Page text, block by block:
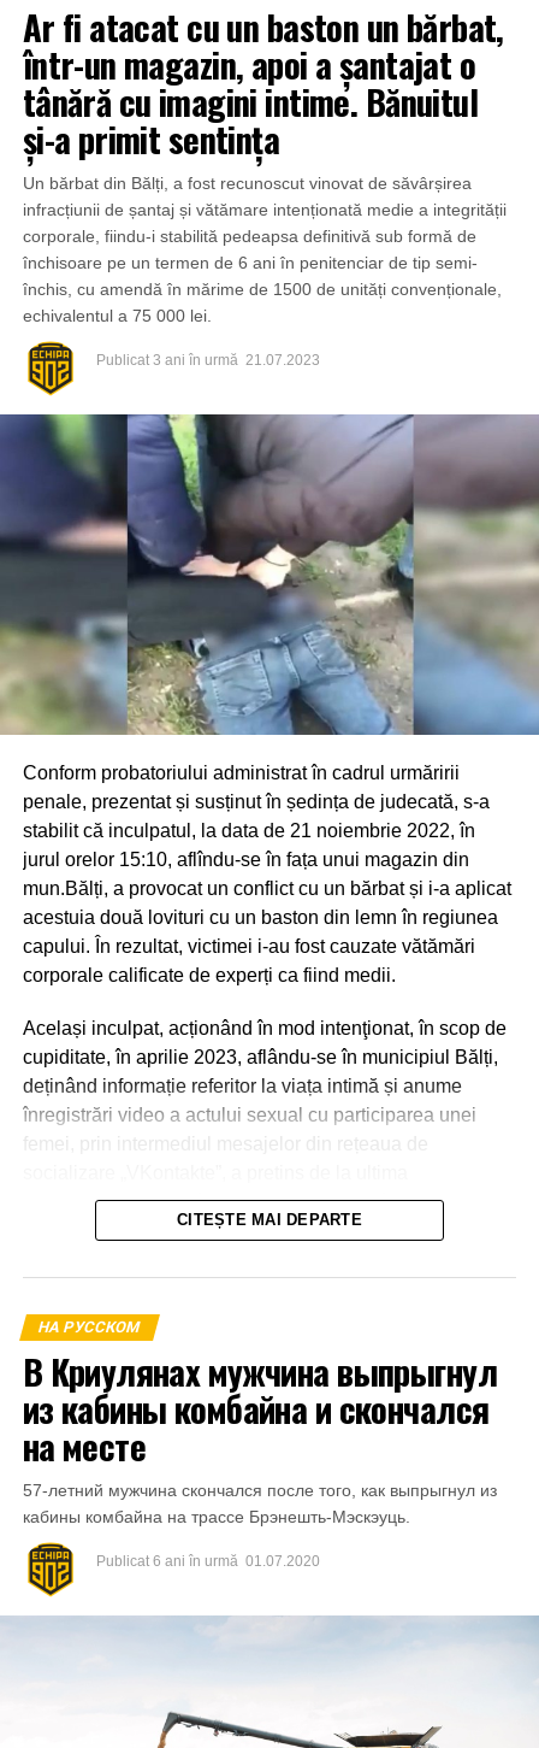
Ar fi atacat cu un baston un bărbat,
într-un magazin, apoi a șantajat o
tânără cu imagini intime. Bănuitul
și-a primit sentința
Un bărbat din Bălți, a fost recunoscut vinovat de săvârșirea
infracțiunii de șantaj și vătămare intenționată medie a integrității
corporale, fiindu-i stabilită pedeapsa definitivă sub formă de
închisoare pe un termen de 6 ani în penitenciar de tip semi-
închis, cu amendă în mărime de 1500 de unități convenționale,
echivalentul a 75 000 lei.
Publicat 3 ani în urmă 21.07.2023
Conform probatoriului administrat în cadrul urmăririi
penale, prezentat și susținut în ședința de judecată, s-a
stabilit că inculpatul, la data de 21 noiembrie 2022, în
jurul orelor 15:10, aflîndu-se în fața unui magazin din
mun.Bălți, a provocat un conflict cu un bărbat și i-a aplicat
acestuia două lovituri cu un baston din lemn în regiunea
capului. În rezultat, victimei i-au fost cauzate vătămări
corporale calificate de experți ca fiind medii.
Același inculpat, acționând în mod intenţionat, în scop de
cupiditate, în aprilie 2023, aflându-se în municipiul Bălți,
deținând informație referitor la viața intimă și anume
înregistrări video a actului sexual cu participarea unei
femei, prin intermediul mesajelor din rețeaua de
transmiterea banilor în sumă de 600 euro, în caz contrar o
amenința cu răspândirea înregistrărilor video.
La 21 aprilie 2023, aflându-se în apartamentul părții
vătămate din mun.Bălți a primit o parte din sumă și anume
1000 de lei.
CITEȘTE MAI DEPARTE
НА РУССКОМ
В Криулянах мужчина выпрыгнул
из кабины комбайна и скончался
на месте
57-летний мужчина скончался после того, как выпрыгнул из
кабины комбайна на трассе Брэнешть-Мэскэуць.
Publicat 6 ani în urmă 01.07.2020